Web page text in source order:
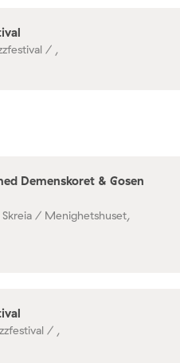
/ ,
Demenskoret & Gosen
Skreia / Menighetshuset,
/ ,